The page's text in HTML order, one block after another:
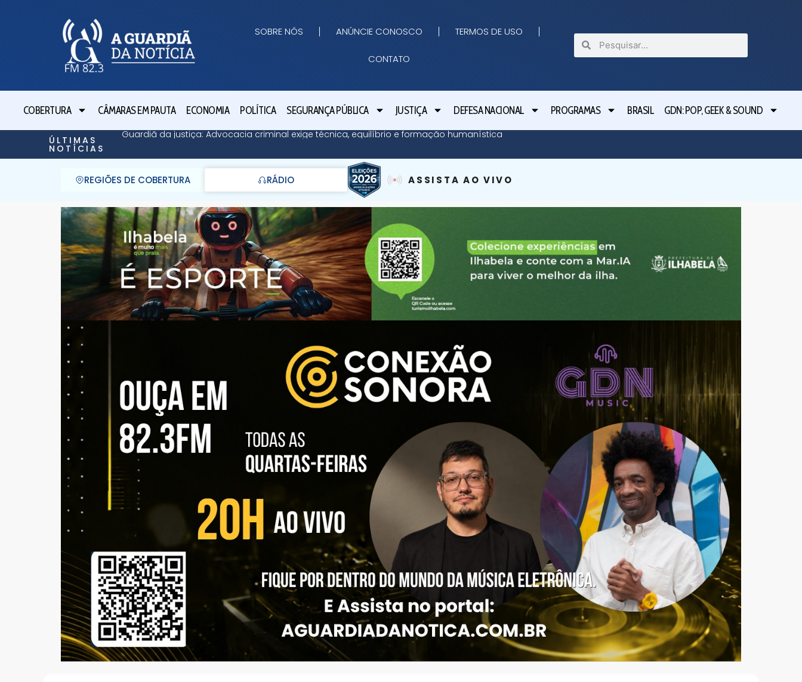
SOBRE NÓS ANÚNCIE CONOSCO TERMOS DE USO
CONTATO
COBERTURA CÂMARAS EM PAUTA ECONOMIA POLÍTICA SEGURANÇA PÚBLICA JUSTIÇA DEFESA NACIONAL PROGRAMAS BRASIL GDN: POP, GEEK & SOUND
ÚLTIMAS
NOTÍCIAS
Guardiã da justiça: Advocacia criminal exige técnica, equilíbrio e formação humanística
REGIÕES DE COBERTURA RÁDIO ASSISTA AO VIVO